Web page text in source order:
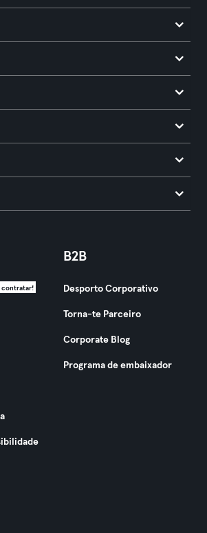
contratar!
B2B
Desporto Corporativo
Torna-te Parceiro
Corporate Blog
Programa de embaixador